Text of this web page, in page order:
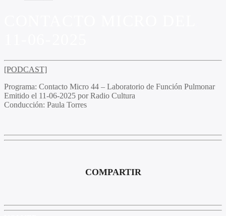
[PODCAST]
Programa: Contacto Micro 44 – Laboratorio de Función Pulmonar
Emitido el 11-06-2025 por Radio Cultura
Conducción: Paula Torres
COMPARTIR